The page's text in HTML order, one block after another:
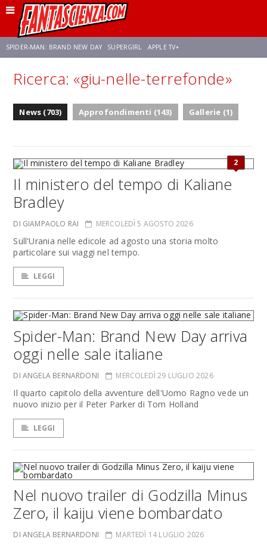
SPIDER-MAN: BRAND NEW DAY SUPERGIRL APPLE TV+
FRANCO RICCIARDIELLO ZENDAYA STAR TREK AVENGERS: DOOMSDAY
Ricerca: «giu-nelle-terrefonde»
News (703) Approfondimenti (143) Gallerie (1)
2
Il ministero del tempo di Kaliane
Bradley
DI GIAMPAOLO RAI MERCOLEDÌ 5 AGOSTO 2026
Sull'Urania nelle edicole ad agosto una storia molto
particolare sui viaggi nel tempo.
LEGGI
Spider-Man: Brand New Day arriva
oggi nelle sale italiane
DI ANGELA BERNARDONI MERCOLEDÌ 29 LUGLIO 2026
Il quarto capitolo della avventure dell'Uomo Ragno vede un
nuovo inizio per il Peter Parker di Tom Holland
LEGGI
Nel nuovo trailer di Godzilla Minus
Zero, il kaiju viene bombardato
DI ANGELA BERNARDONI MARTEDÌ 14 LUGLIO 2026